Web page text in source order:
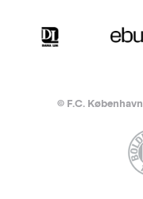
© F.C. København